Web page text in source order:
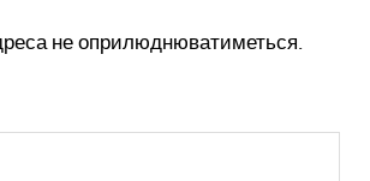
не оприлюднюватиметься.